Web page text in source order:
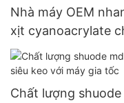
Nhà máy OEM
xịt cyanoacrylate
Chất lượng